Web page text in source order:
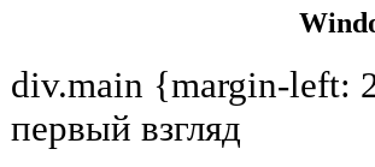
div.main {margin-left:
первый взгляд